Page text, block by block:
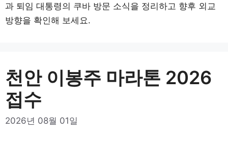
과 퇴임 대통령의 쿠바 방문 소식을 정리하고 향후 외교
방향을 확인해 보세요.
천안 이봉주 마라톤 2026
접수
2026년 08월 01일